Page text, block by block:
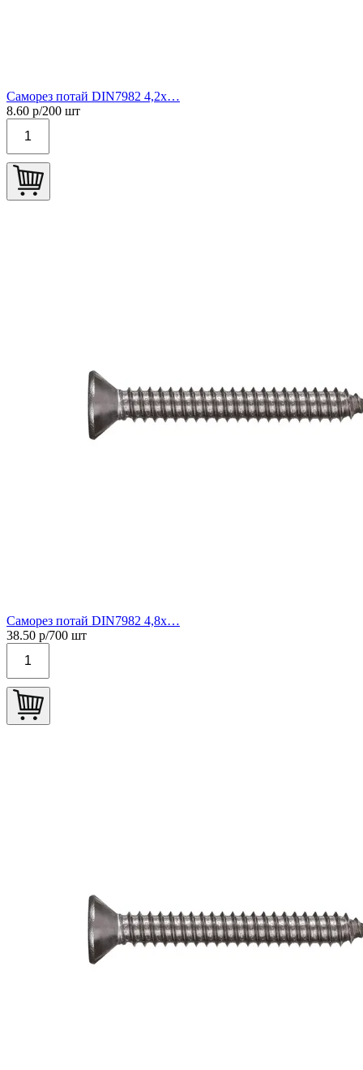
Саморез потай DIN7982 4,2х…
8.60 р/200 шт
Саморез потай DIN7982 4,8х…
38.50 р/700 шт